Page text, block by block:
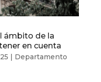
ámbito de la
en cuenta
| Departamento